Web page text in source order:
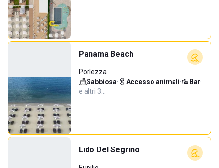
Panama Beach
Porlezza
Sabbiosa· Accesso animali· Bar·
e altri 3…
Lido Del Segrino